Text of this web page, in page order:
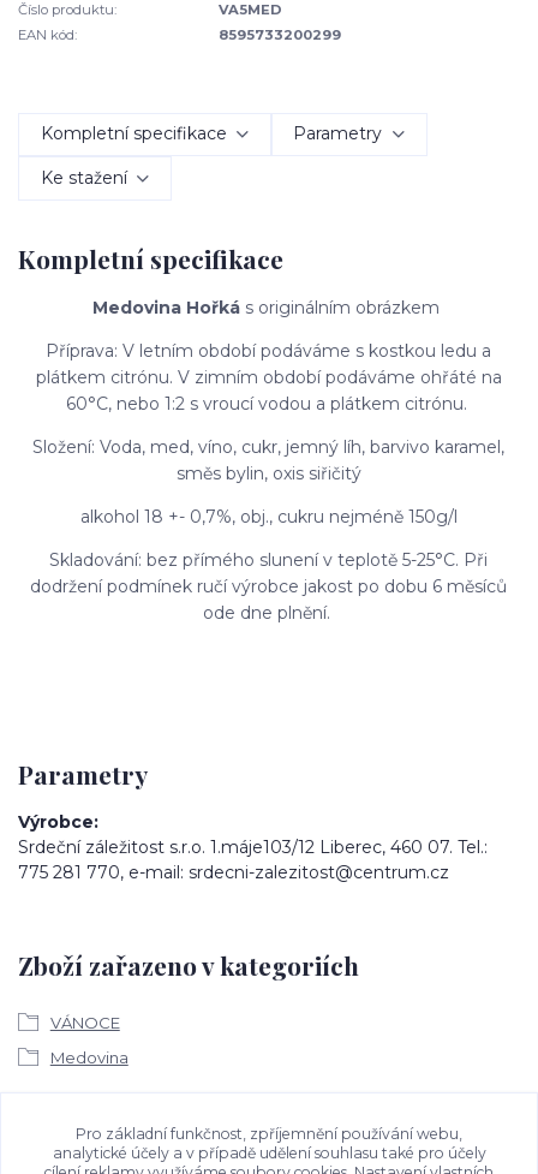
Číslo produktu:
VA5MED
EAN kód:
8595733200299
Kompletní specifikace Parametry
Ke stažení
Kompletní specifikace
Medovina Hořká s originálním obrázkem
Příprava: V letním období podáváme s kostkou ledu a
plátkem citrónu. V zimním období podáváme ohřáté na
60°C, nebo 1:2 s vroucí vodou a plátkem citrónu.
Složení: Voda, med, víno, cukr, jemný líh, barvivo karamel,
směs bylin, oxis siřičitý
alkohol 18 +- 0,7%, obj., cukru nejméně 150g/l
Skladování: bez přímého slunení v teplotě 5-25°C. Při
dodržení podmínek ručí výrobce jakost po dobu 6 měsíců
ode dne plnění.
Parametry
Výrobce
Srdeční záležitost s.r.o. 1.máje103/12 Liberec, 460 07. Tel.:
775 281 770, e-mail: srdecni-zalezitost@centrum.cz
Zboží zařazeno v kategoriích
VÁNOCE
Medovina
Ke stažení
Pro základní funkčnost, zpříjemnění používání webu,
analytické účely a v případě udělení souhlasu také pro účely